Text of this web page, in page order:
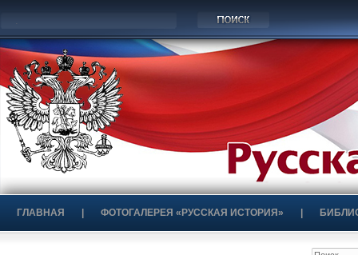
ГЛАВНАЯ ФОТОГАЛЕРЕЯ «РУССКАЯ ИСТОРИЯ»